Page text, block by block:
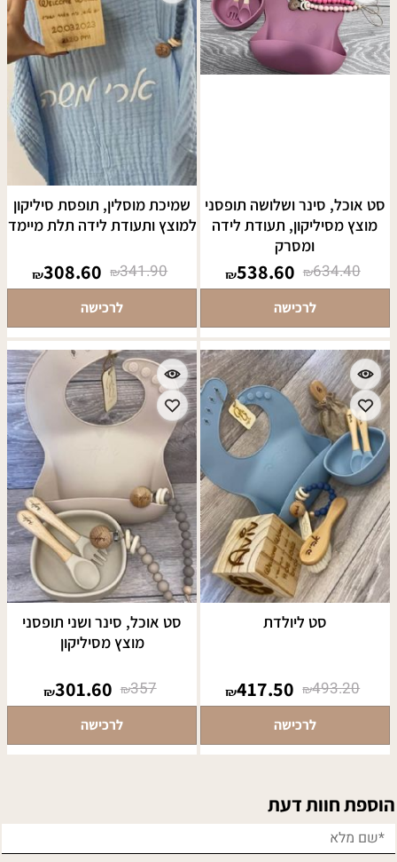
סט אוכל, סינר ושלושה תופסני
מוצץ מסיליקון, תעודת לידה
ומסרק
₪634.40
₪538.60
לרכישה
שמיכת מוסלין, תופסת סיליקון
למוצץ ותעודת לידה תלת מיימד
₪341.90
₪308.60
לרכישה
סט ליולדת
₪493.20
₪417.50
לרכישה
סט אוכל, סינר ושני תופסני
מוצץ מסיליקון
₪357
₪301.60
לרכישה
הוספת חוות דעת